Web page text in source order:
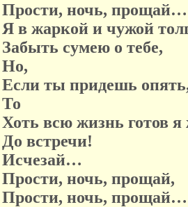
Прости, ночь, прощай…
Я в жаркой и чужой
Забыть сумею о тебе,
Но,
Если ты придешь
То
Хоть всю жизнь готов я
До встречи!
Исчезай…
Прости, ночь, прощай,
Прости, ночь, прощай…